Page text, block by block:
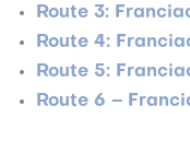
Route 3:
Route 4:
Route 5:
Route 6 –